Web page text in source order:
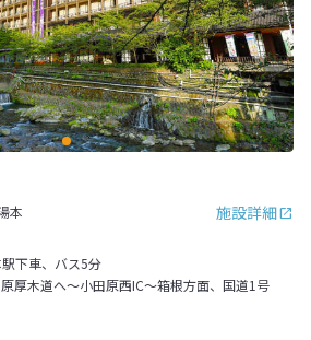
施設詳細
本
下車、バス5分
厚木道へ～小田原西IC～箱根方面、国道1号